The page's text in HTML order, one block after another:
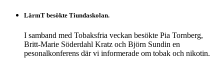
LärmT besökte Tiundaskolan.
I samband med Tobaksfria veckan besökte Pia Tornberg,
Britt-Marie Söderdahl Kratz och Björn Sundin en
pesonalkonferens där vi informerade om tobak och nikotin.